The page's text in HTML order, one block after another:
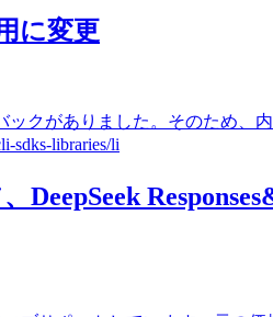
に変更
ックがありました。そのため、
sdks-libraries/li